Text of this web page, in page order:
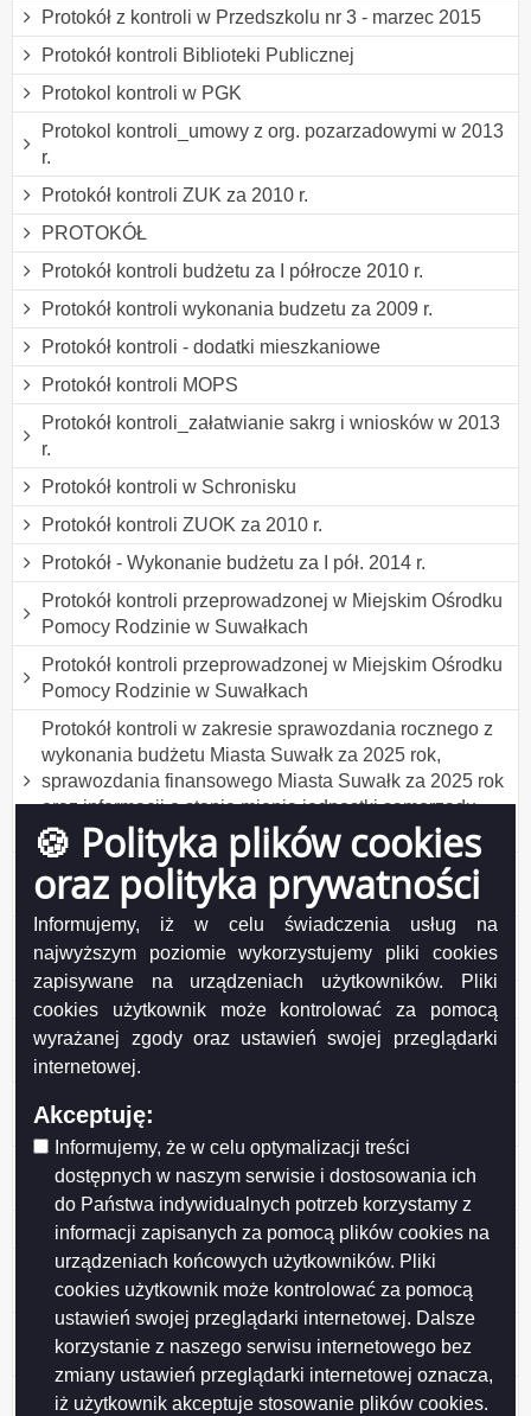
🍪 Polityka plików cookies
oraz polityka prywatności
Informujemy, iż w celu świadczenia usług na
najwyższym poziomie wykorzystujemy pliki cookies
zapisywane na urządzeniach użytkowników. Pliki
cookies użytkownik może kontrolować za pomocą
wyrażanej zgody oraz ustawień swojej przeglądarki
internetowej.
Akceptuję:
Informujemy, że w celu optymalizacji treści
dostępnych w naszym serwisie i dostosowania ich
do Państwa indywidualnych potrzeb korzystamy z
informacji zapisanych za pomocą plików cookies na
urządzeniach końcowych użytkowników. Pliki
cookies użytkownik może kontrolować za pomocą
ustawień swojej przeglądarki internetowej. Dalsze
korzystanie z naszego serwisu internetowego bez
zmiany ustawień przeglądarki internetowej oznacza,
iż użytkownik akceptuje stosowanie plików cookies.
Protokół z kontroli w Przedszkolu nr 3 - marzec 2015
Protokół kontroli Biblioteki Publicznej
Protokol kontroli w PGK
Protokol kontroli_umowy z org. pozarzadowymi w 2013
r.
Protokół kontroli ZUK za 2010 r.
PROTOKÓŁ
Protokół kontroli budżetu za I półrocze 2010 r.
Protokół kontroli wykonania budzetu za 2009 r.
Protokół kontroli - dodatki mieszkaniowe
Protokół kontroli MOPS
Protokół kontroli_załatwianie sakrg i wniosków w 2013
r.
Protokół kontroli w Schronisku
Protokół kontroli ZUOK za 2010 r.
Protokół - Wykonanie budżetu za I pół. 2014 r.
Protokół kontroli przeprowadzonej w Miejskim Ośrodku
Pomocy Rodzinie w Suwałkach
Protokół kontroli przeprowadzonej w Miejskim Ośrodku
Pomocy Rodzinie w Suwałkach
Protokół kontroli w zakresie sprawozdania rocznego z
wykonania budżetu Miasta Suwałk za 2025 rok,
sprawozdania finansowego Miasta Suwałk za 2025 rok
oraz informacji o stanie mienia jednostki samorządu
terytorialnego
Protokół kontroli w Szkole Podstawowej nr 11 w
Suwałkach.
Protokół kontroli w Szkole Podstawowej nr 5 w
Suwałkach.
Protokół kontroli w Przedszkolu nr 2 w Suwałkach.
Protokół kontroli w zakresie sprawozdania rocznego z
wykonania budzetu Miasta Suwałki za 2024 rok.
Protokół kontroli w Miejskim Ośrodku Pomocy Rodzinie
w Suwałkach
Protokół kontroli Szkoły Podstawowej nr 4 w
Suwałkach
Protokół kontroli Przedszkola nr 10 w Suwałkach.
Protokół kontroli w zakresie sprawozdania rocznego z
wykonania budzetu Miasta Suwałki za 2023 rok
Protokół z kontroli w Placówce Opiekuńczo-
Wychowawczej w Suwałkach
Protokół z kontroli w Zespole Szkół Technicznych w